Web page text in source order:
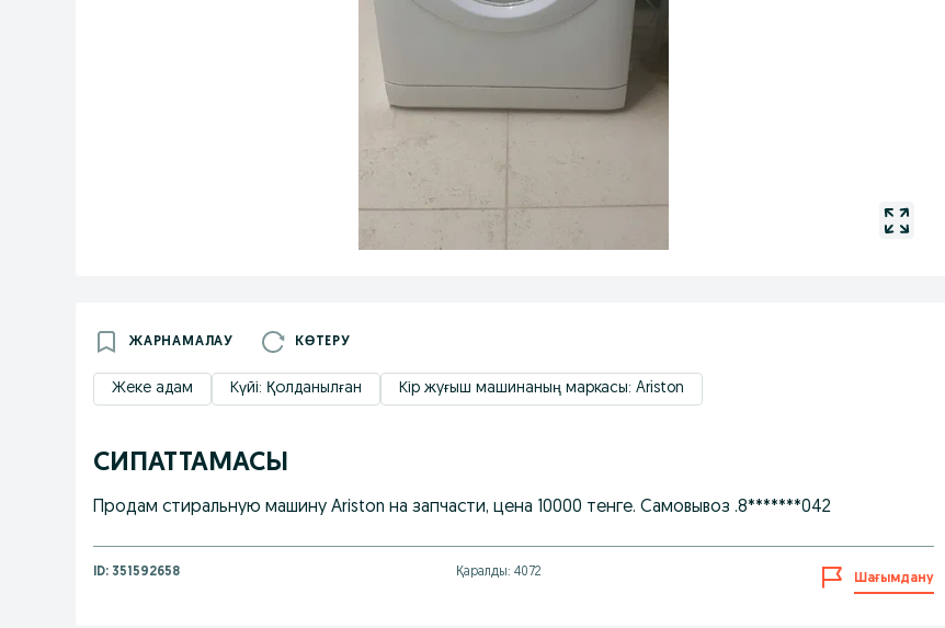
ЖАРНАМАЛАУ КӨТЕРУ
Жеке адам Күйі: Қолданылған Кір жуғыш машинаның маркасы: Ariston
СИПАТТАМАСЫ
Продам стиральную машину Ariston на запчасти, цена 10000 тенге. Самовывоз .8*******042
ID: 351592658 Қаралды: 4072 Шағымдану